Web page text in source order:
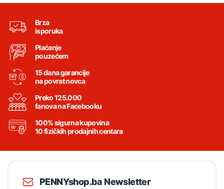
Brza
isporuka
Plaćanje
pouzećem
15 dana garancije
na povrat novca
Preko 125.000
fanova na Facebooku
100% sigurna kupovina
10 fizičkih prodajnih centara
PENNYshop.ba Newsletter